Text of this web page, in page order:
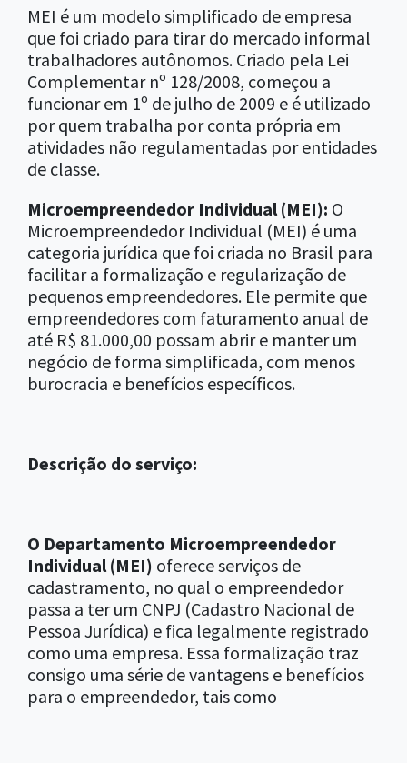
MEI é um modelo simplificado de empresa
que foi criado para tirar do mercado informal
trabalhadores autônomos. Criado pela Lei
Complementar nº 128/2008, começou a
funcionar em 1º de julho de 2009 e é utilizado
por quem trabalha por conta própria em
atividades não regulamentadas por entidades
de classe.
Microempreendedor Individual (MEI): O
Microempreendedor Individual (MEI) é uma
categoria jurídica que foi criada no Brasil para
facilitar a formalização e regularização de
pequenos empreendedores. Ele permite que
empreendedores com faturamento anual de
até R$ 81.000,00 possam abrir e manter um
negócio de forma simplificada, com menos
burocracia e benefícios específicos.
Descrição do serviço:
O Departamento Microempreendedor
Individual (MEI) oferece serviços de
cadastramento, no qual o empreendedor
passa a ter um CNPJ (Cadastro Nacional de
Pessoa Jurídica) e fica legalmente registrado
como uma empresa. Essa formalização traz
consigo uma série de vantagens e benefícios
para o empreendedor, tais como